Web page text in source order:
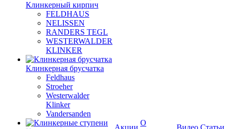
Клинкерный кирпич
FELDHAUS
NELISSEN
RANDERS TEGL
WESTERWALDER
KLINKER
Клинкерная брусчатка
Feldhaus
Stroeher
Westerwalder
Klinker
Vandersanden
Акции
О
Видео Статьи